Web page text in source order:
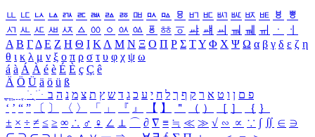
ㅥ ㅦ ㅧ ㅨ ㅩ ㅪ ㅫ ㅬ ㅭ ㅮ ㅯ ㅰ ㅱ ㅲ ㅳ ㅴ ㅵ ㅶ ㅷ ㅸ
ㅹ
ㅺ ㅻ ㅼ ㅽ ㅾ ㅿ ㆀ ㆁ ㆂ ㆃ ㆄ ㆅ ㆆ ㆇ ㆈ ㆉ ㆊ ㆋ ㆌ ㆍ
ㆎ
Α Β ΓΔ Ε Ζ Η Θ Ι ΚΛ Μ Ν Ξ Ο Π Ρ Σ ΤΥ Φ Χ Ψ Ω α β γ δ ε ζ η
θ ι κ λ μ ν ξ ο π ρ σ τ υ φ χ ψ ω
á à Á À é è É È ç Ç ê
Ä Ö Ü ä ö ü ß
ִֶֹ ֻּ ׁׂ פ ם ן ו ט א ר ק ף ך ל ח י ע כ ג ד ש ץ ת צ מ נ ה ב
‘ ’ “ ” 〔 〕 〈 〉 「 」 『 』 【 】 ＂ （ ） ［ ］ ｛ ｝
± × ÷ ≠ ≤ ≥ ∞ ∴ ♂ ♀ ∠ ⊥ ⌒ ∂ ∇ ≡ ≒ ≪ ≫ √ ∽ ∝ ∵ ∫ ∬ ∈ ∋